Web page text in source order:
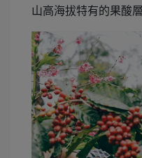
山高海拔特有的果酸